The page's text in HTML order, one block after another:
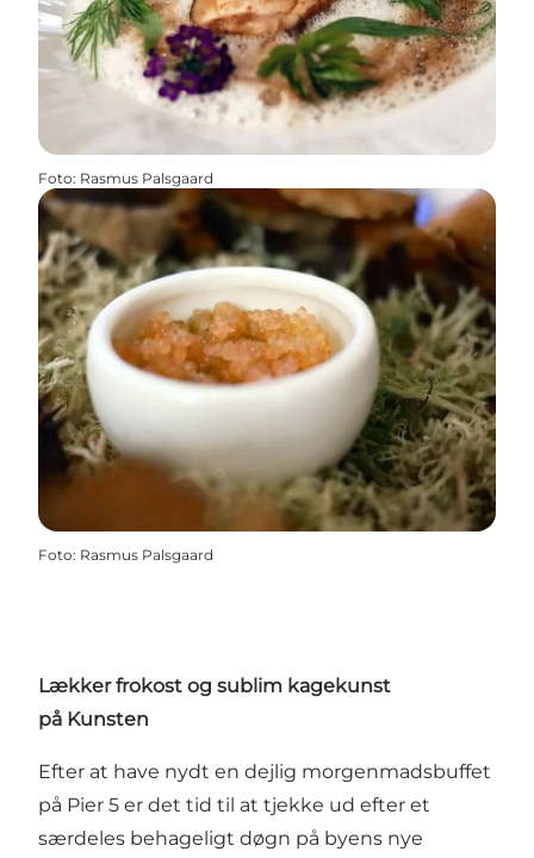
Foto: Rasmus Palsgaard
Foto: Rasmus Palsgaard
Lækker frokost og sublim kagekunst
på Kunsten
Efter at have nydt en dejlig morgenmadsbuffet
på Pier 5 er det tid til at tjekke ud efter et
særdeles behageligt døgn på byens nye